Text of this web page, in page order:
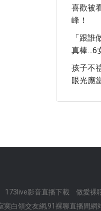
喜歡被
峰！
「跟
真棒…6
孩子不
眼光應
173live影音直播下載 做愛裸
寞白領交友網,91裸聊直播間網